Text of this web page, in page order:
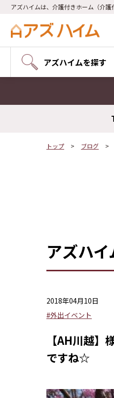
アズハイムは、介護付きホーム（介
アズハイムを探す
トップ ブログ
アズハ
2018年04月10日
#外出イベント
【AH川越
ですね☆